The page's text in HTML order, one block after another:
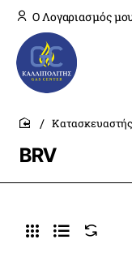
O Λογαριασμός
BRV
home
Κατασκευαστής